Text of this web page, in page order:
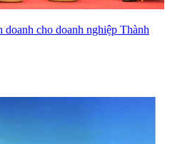
cho doanh nghiệp Thành